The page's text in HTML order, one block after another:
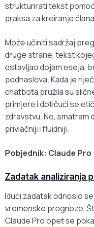
strukturirati tekst
praksa za kreiranje
Može učiniti sadržaj
druge strane, tekst
ostavljao dojam eseja,
podnaslova. Kada je
chatbota pružila su
primjere i dotičući se
zdravstvu. No, smatram
privlačniji i fluidniji.
Pobjednik: Claude Pro
Zadatak analiziranja
Idući zadatak odnosio
vremenske prognoze.
Claude Pro opet se